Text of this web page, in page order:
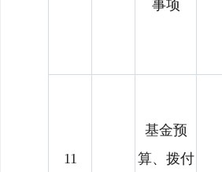
事项
11
基金预
算、拨付